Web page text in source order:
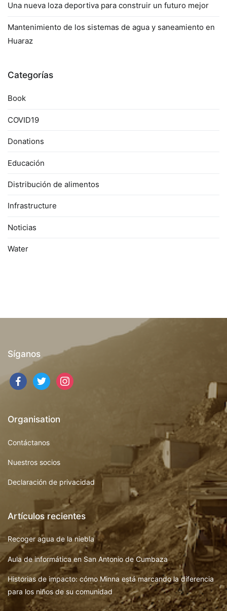
Una nueva loza deportiva para construir un futuro mejor
Mantenimiento de los sistemas de agua y saneamiento en
Huaraz
Categorías
Book
COVID19
Donations
Educación
Distribución de alimentos
Infrastructure
Noticias
Water
Síganos
Organisation
Contáctanos
Nuestros socios
Declaración de privacidad
Artículos recientes
Recoger agua de la niebla
Aula de informática en San Antonio de Cumbaza
Historias de impacto: cómo Minna está marcando la diferencia
para los niños de su comunidad